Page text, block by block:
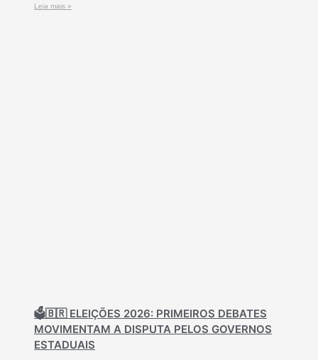
Leia mais »
🗳️🇧🇷 ELEIÇÕES 2026: PRIMEIROS DEBATES
MOVIMENTAM A DISPUTA PELOS GOVERNOS
ESTADUAIS